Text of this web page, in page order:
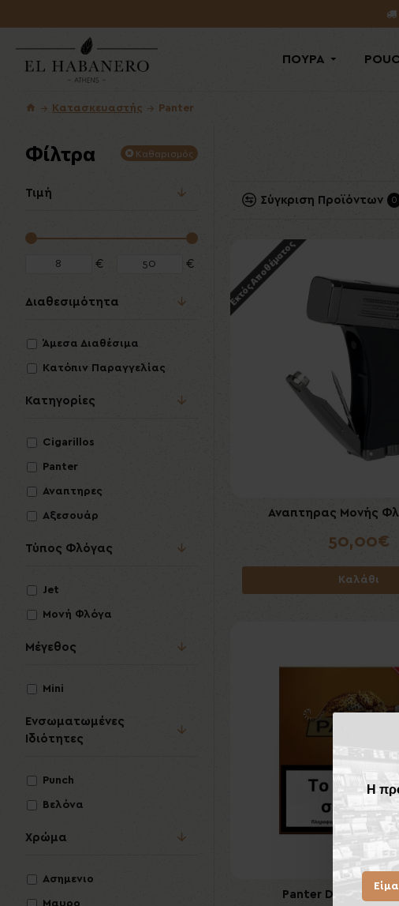
Η
ΠΟΥΡΑ
Κατασκευαστής Panter
Φίλτρα Καθαρισμός
Τιμή
€ €
Κατηγορίες
Cigarillos
Panter
Αναπτηρες
Αξεσουάρ
Τύπος Φλόγας
Jet
Μονή Φλόγα
Μέγεθος
Mini
Ενσωματωμένες
Ιδιότητες
Punch
Βελόνα
Χρώμα
Ασημενιο
Μαυρο
Διαθεσιμότητα
Άμεσα Διαθέσιμα
Κατόπιν Παραγγελίας
Σύγκριση Προϊόντων 0
Εκτός Αποθέματος
Αναπτηρας Μονής
50,00€
Καλάθι
Panter Desert 20's